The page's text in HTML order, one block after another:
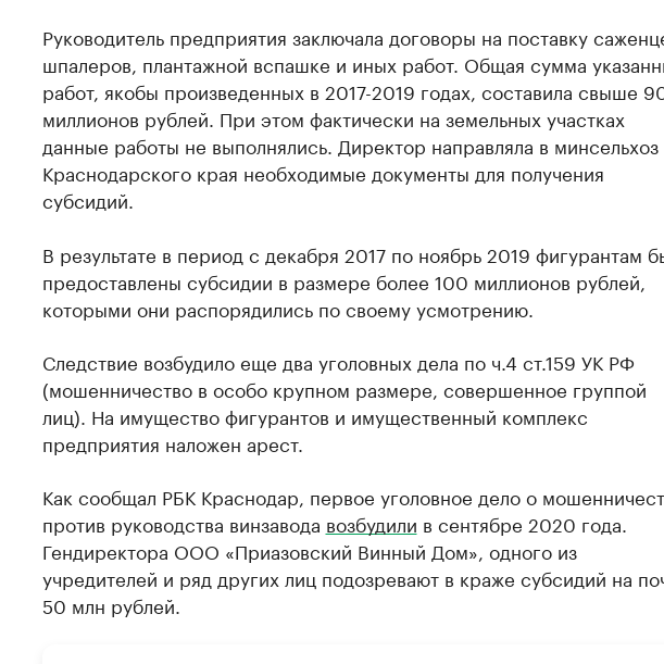
Руководитель предприятия заключала договоры на поставку
шпалеров, плантажной вспашке и иных работ. Общая сумма
работ, якобы произведенных в 2017-2019 годах, составила свыше
миллионов рублей. При этом фактически на земельных участках
данные работы не выполнялись. Директор направляла в минсельхоз
Краснодарского края необходимые документы для получения
субсидий.
В результате в период с декабря 2017 по ноябрь 2019 фигурантам
предоставлены субсидии в размере более 100 миллионов рублей,
которыми они распорядились по своему усмотрению.
Следствие возбудило еще два уголовных дела по ч.4 ст.159 УК РФ
(мошенничество в особо крупном размере, совершенное группой
лиц). На имущество фигурантов и имущественный комплекс
предприятия наложен арест.
Как сообщал РБК Краснодар, первое уголовное дело о
против руководства винзавода возбудили в сентябре 2020 года.
Гендиректора ООО «Приазовский Винный Дом», одного из
учредителей и ряд других лиц подозревают в краже субсидий на
50 млн рублей.